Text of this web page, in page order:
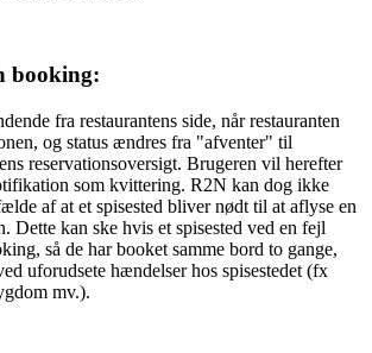
booking:
fra restaurantens side, når restauranten
og status ændres fra "afventer" til
reservationsoversigt. Brugeren vil herefter
som kvittering. R2N kan dog ikke
af at et spisested bliver nødt til at aflyse en
Dette kan ske hvis et spisested ved en fejl
så de har booket samme bord to gange,
uforudsete hændelser hos spisestedet (fx
mv.).